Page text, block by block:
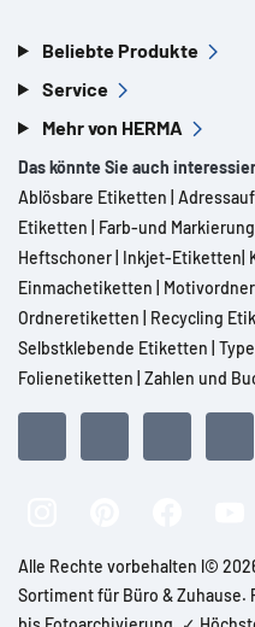
Beliebte Produkte
Service
Mehr von HERMA
Das könnte Sie auch
Ablösbare Etiketten
Etiketten
Farb-und
Heftschoner Inkjet-Etiketten
Einmachetiketten
Motivordner
Ordneretiketten
Recycling
Selbstklebende Etiketten
Folienetiketten Zahlen und
Alle Rechte vorbehalten l©
Sortiment für Büro &